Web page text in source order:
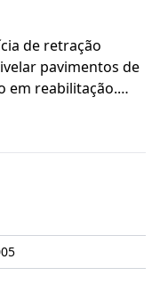
de retração
pavimentos de
em reabilitação.
ou de
baixas solicitações
espessuras
ser aplicado em
radiante.
de ser revestido.